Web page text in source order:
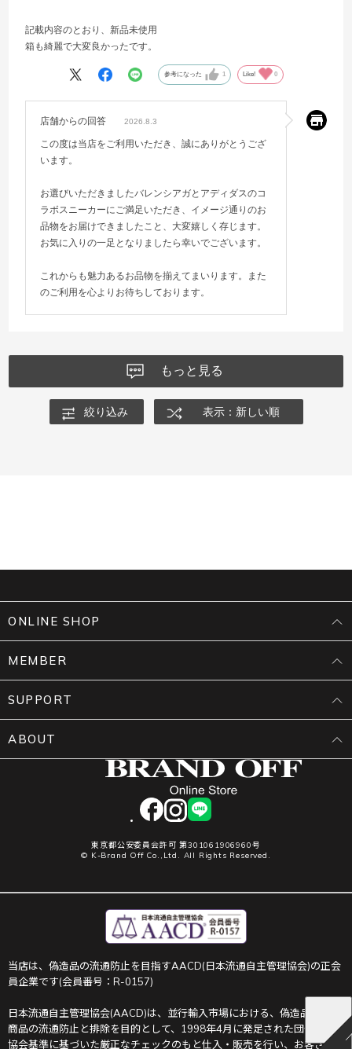
記載内容のとおり、新品未使用
箱も綺麗で大変良かったです。
参考になった 1 Like! 0
店舗からの回答 2026.8.3
この度は当店をご利用いただき、誠にありがとうござ
います。
お選びいただきましたバレンシアガとアディダスのコ
ラボスニーカーにご満足いただき、イメージ通りのお
品物をお届けできましたこと、大変嬉しく存じます。
お気に入りの一足となりましたら幸いでございます。
これからも魅力あるお品物を揃えてまいります。また
のご利用を心よりお待ちしております。
もっと見る
絞り込み 表示：新しい順
facebookinstagram
LINE
東京都公安委員会許可 第301061906960号
© K-Brand Off Co.,Ltd. All Rights Reserved.
ONLINE SHOP
MEMBER
SUPPORT
ABOUT
当店は、偽造品の流通防止を目指すAACD(日本流通自主管理協会)の正会
員企業です(会員番号：R-0157)
日本流通自主管理協会(AACD)は、並行輸入市場における、偽造品や不正
商品の流通防止と排除を目的として、1998年4月に発足された団体です。
協会基準に基づいた厳正なチェックのもと仕入・販売を行い、お客さま